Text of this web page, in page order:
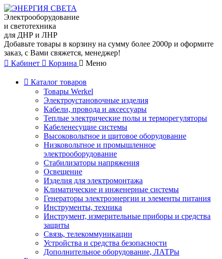
Электрооборудование
и светотехника
для ДНР и ЛНР
Добавьте товары в корзину на сумму более 2000р и оформите
заказ, с Вами свяжется, менеджер!
Кабинет
Корзина Меню
Каталог товаров
Товары Werkel
Электроустановочные изделия
Кабели, провода и аксессуары
Теплые электрические полы и терморегуляторы
Кабеленесущие системы
Высоковольтное и щитовое оборудование
Низковольтное и промышленное
электрооборудование
Стабилизаторы напряжения
Освещение
Изделия для электромонтажа
Климатические и инженерные системы
Генераторы электроэнергии и элементы питания
Инструменты, техника
Инструмент, измерительные приборы и средства
защиты
Связь, телекоммуникации
Устройства и средства безопасности
Дополнительное оборудование, ЛАТРы